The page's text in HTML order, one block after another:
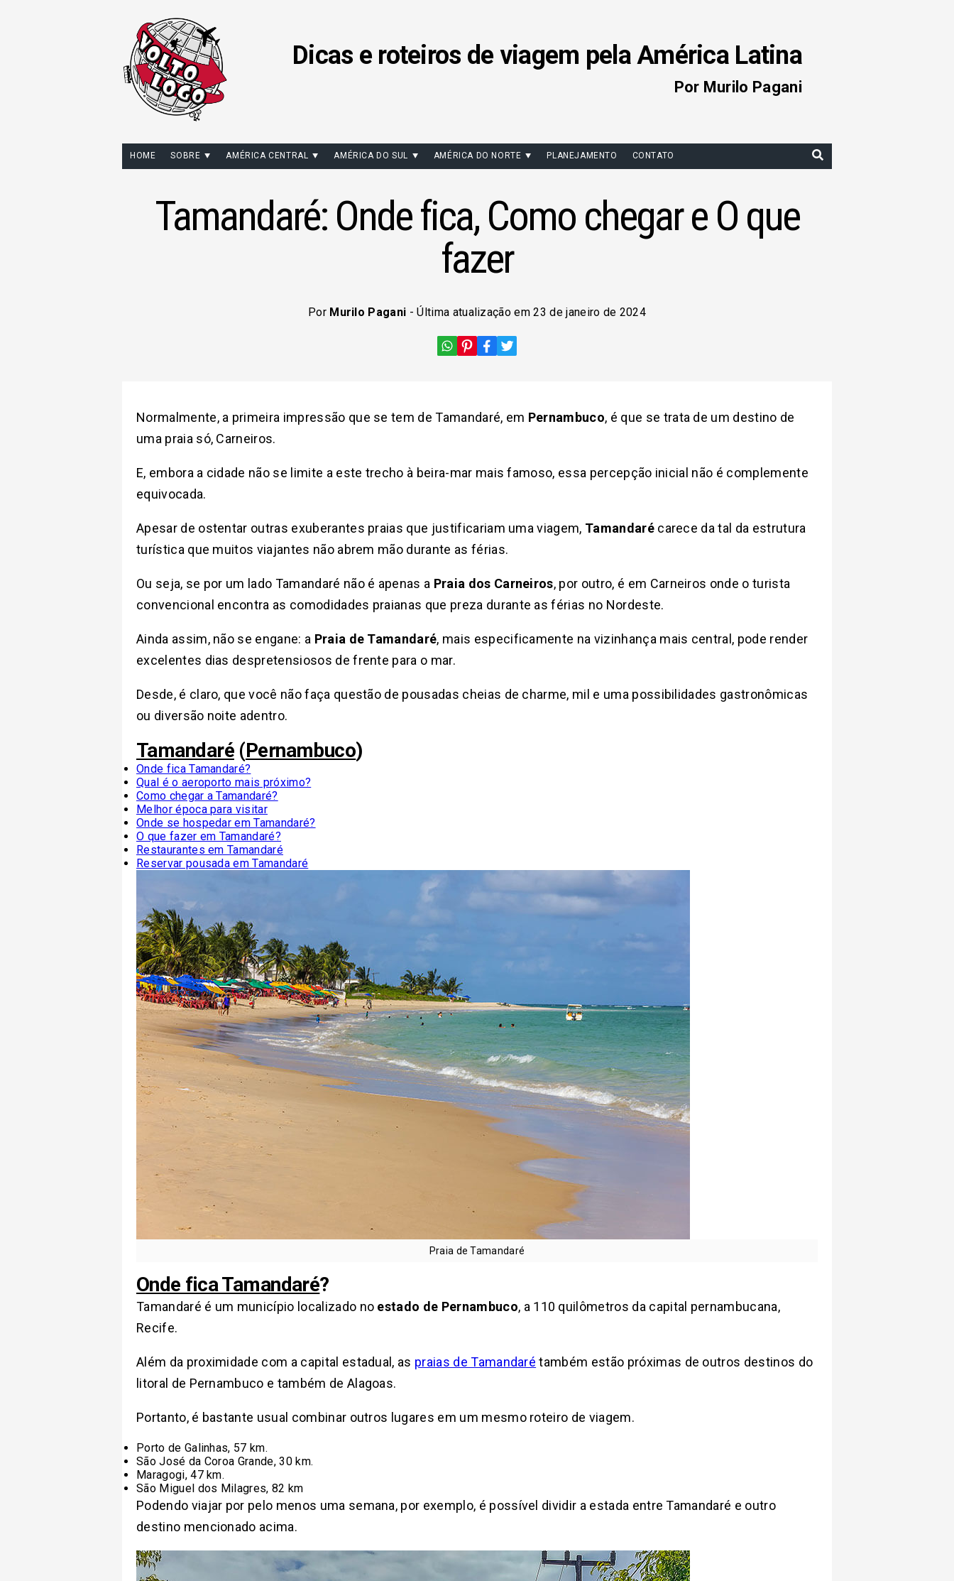
Dicas e roteiros de viagem pela América Latina
Por Murilo Pagani
HOME SOBRE AMÉRICA CENTRAL AMÉRICA DO SUL AMÉRICA DO NORTE PLANEJAMENTO CONTATO
Tamandaré: Onde fica, Como chegar e O que
fazer
Por Murilo Pagani - Última atualização em 23 de janeiro de 2024
Normalmente, a primeira impressão que se tem de Tamandaré, em Pernambuco, é que se trata de um destino de
uma praia só, Carneiros.
E, embora a cidade não se limite a este trecho à beira-mar mais famoso, essa percepção inicial não é complemente
equivocada.
Apesar de ostentar outras exuberantes praias que justificariam uma viagem, Tamandaré carece da tal da estrutura
turística que muitos viajantes não abrem mão durante as férias.
Ou seja, se por um lado Tamandaré não é apenas a Praia dos Carneiros, por outro, é em Carneiros onde o turista
convencional encontra as comodidades praianas que preza durante as férias no Nordeste.
Ainda assim, não se engane: a Praia de Tamandaré, mais especificamente na vizinhança mais central, pode render
excelentes dias despretensiosos de frente para o mar.
Desde, é claro, que você não faça questão de pousadas cheias de charme, mil e uma possibilidades gastronômicas
ou diversão noite adentro.
Tamandaré(Pernambuco)
Onde fica Tamandaré?
Qual é o aeroporto mais próximo?
Como chegar a Tamandaré?
Melhor época para visitar
Onde se hospedar em Tamandaré?
O que fazer em Tamandaré?
Restaurantes em Tamandaré
Reservar pousada em Tamandaré
Praia de Tamandaré
Onde fica Tamandaré?
Tamandaré é um município localizado no estado de Pernambuco, a 110 quilômetros da capital pernambucana,
Recife.
Além da proximidade com a capital estadual, as praias de Tamandaré também estão próximas de outros destinos do
litoral de Pernambuco e também de Alagoas.
Portanto, é bastante usual combinar outros lugares em um mesmo roteiro de viagem.
Porto de Galinhas, 57 km.
São José da Coroa Grande, 30 km.
Maragogi, 47 km.
São Miguel dos Milagres, 82 km
Podendo viajar por pelo menos uma semana, por exemplo, é possível dividir a estada entre Tamandaré e outro
destino mencionado acima.